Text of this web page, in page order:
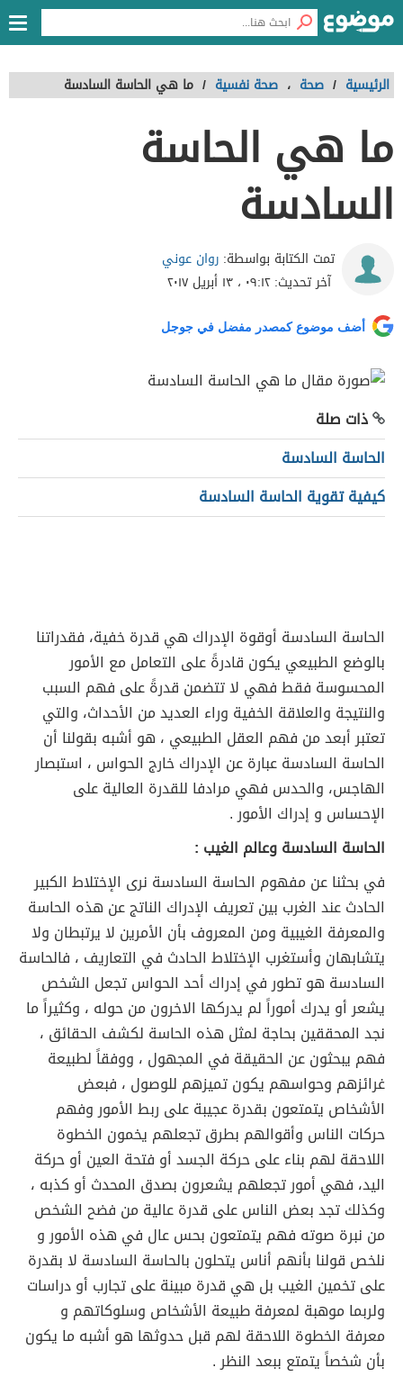
الرئيسية / صحة ، صحة نفسية / ما هي الحاسة السادسة
ما هي الحاسة
السادسة
تمت الكتابة بواسطة: روان عوني
آخر تحديث:٠٩:١٢ ، ١٣ أبريل ٢٠١٧
أضف موضوع كمصدر مفضل في جوجل
ذات صلة
الحاسة السادسة
كيفية تقوية الحاسة السادسة
الحاسة السادسة أوقوة الإدراك هي قدرة خفية، فقدراتنا
بالوضع الطبيعي يكون قادرةً على التعامل مع الأمور
المحسوسة فقط فهي لا تتضمن قدرةً على فهم السبب
والنتيجة والعلاقة الخفية وراء العديد من الأحداث، والتي
تعتبر أبعد من فهم العقل الطبيعي ، هو أشبه بقولنا أن
الحاسة السادسة عبارة عن الإدراك خارج الحواس ، استبصار
الهاجس، والحدس فهي مرادفا للقدرة العالية على
الإحساس و إدراك الأمور .
الحاسة السادسة وعالم الغيب :
في بحثنا عن مفهوم الحاسة السادسة نرى الإختلاط الكبير
الحادث عند الغرب بين تعريف الإدراك الناتج عن هذه الحاسة
والمعرفة الغيبية ومن المعروف بأن الأمرين لا يرتبطان ولا
يتشابهان وأستغرب الإختلاط الحادث في التعاريف ، فالحاسة
السادسة هو تطور في إدراك أحد الحواس تجعل الشخص
يشعر أو يدرك أموراً لم يدركها الاخرون من حوله ، وكثيراً ما
نجد المحققين بحاجة لمثل هذه الحاسة لكشف الحقائق ،
فهم يبحثون عن الحقيقة في المجهول ، ووفقاً لطبيعة
غرائزهم وحواسهم يكون تميزهم للوصول ، فبعض
الأشخاص يتمتعون بقدرة عجيبة على ربط الأمور وفهم
حركات الناس وأقوالهم بطرق تجعلهم يخمون الخطوة
اللاحقة لهم بناء على حركة الجسد أو فتحة العين أو حركة
اليد، فهي أمور تجعلهم يشعرون بصدق المحدث أو كذبه ،
وكذلك تجد بعض الناس على قدرة عالية من فضح الشخص
من نبرة صوته فهم يتمتعون بحس عال في هذه الأمور و
نلخص قولنا بأنهم أناس يتحلون بالحاسة السادسة لا بقدرة
على تخمين الغيب بل هي قدرة مبينة على تجارب أو دراسات
ولربما موهبة لمعرفة طبيعة الأشخاص وسلوكاتهم و
معرفة الخطوة اللاحقة لهم قبل حدوثها هو أشبه ما يكون
بأن شخصاً يتمتع ببعد النظر .